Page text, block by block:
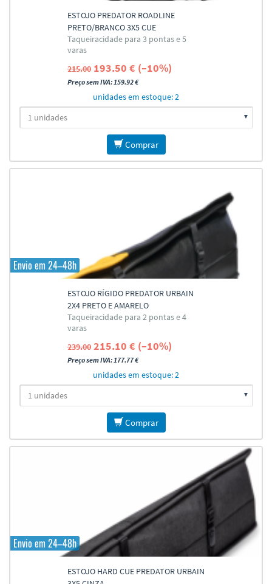
ESTOJO PREDATOR ROADLINE
PRETO/BRANCO 3X5 CUE
Taqueiracidade para 3 pontas e 5
varas
215.00 193.50 € (–10%)
Preço sem IVA: 159.92 €
unidades em estoque: 2
Comprar
Envio em 24–48h
ESTOJO RÍGIDO PREDATOR URBAIN
2X4 PRETO E AMARELO
Taqueiracidade para 2 pontas e 4
varas
239.00 215.10 € (–10%)
Preço sem IVA: 177.77 €
unidades em estoque: 2
Comprar
Envio em 24–48h
ESTOJO HARD CUE PREDATOR URBAIN